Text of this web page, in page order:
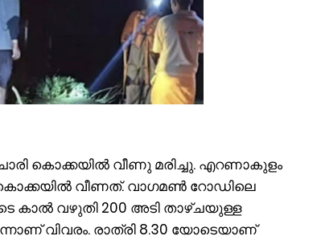
കൊക്കയിൽ വീണു മരിച്ചു. എറണാകുളം
വീണത്. വാഗമൺ റോഡിലെ
കാൽ വഴുതി 200 അടി താഴ്ചയുള്ള
വിവരം. രാത്രി 8.30 യോടെയാണ്